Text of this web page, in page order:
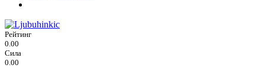
Рейтинг
0.00
Сила
0.00